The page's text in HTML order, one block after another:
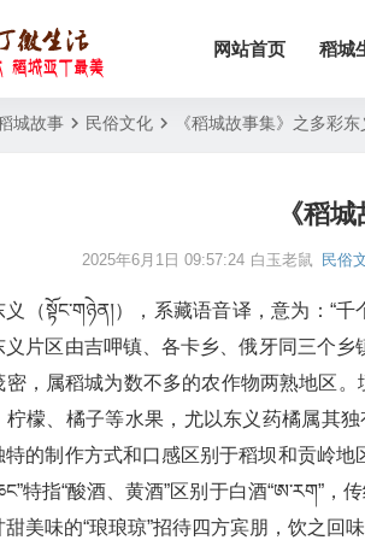
网站首页 稻城
城故事 民俗文化 《稻城故事集》之多彩东
《稻
2025年6月1日 09:57:24 白玉老鼠 民俗
义（སྟོང་གཉེན།），系藏语音译，意为：“
义片区由吉呷镇、各卡乡、俄牙同三个
密，属稻城为数不多的农作物两熟地区
柠檬、橘子等水果，尤以东义药橘属其
特的制作方式和口感区别于稻坝和贡岭地
特指“酸酒、黄酒”区别于白酒“ཨ་རག”
甜美味的“琅琅琼”招待四方宾朋，饮之回